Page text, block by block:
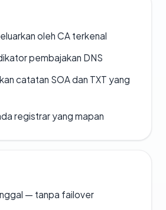
oleh CA terkenal
pembajakan DNS
catatan SOA dan TXT yang
registrar yang mapan
— tanpa failover